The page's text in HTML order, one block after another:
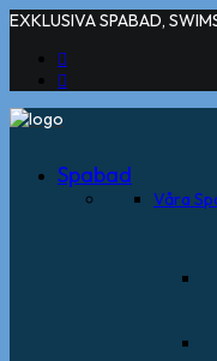
EXKLUSIVA SPABAD,
Spabad
Våra